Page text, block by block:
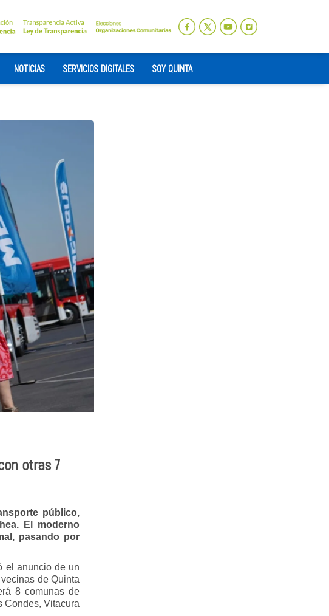
NOTICIAS SERVICIOS DIGITALES SOY QUINTA
otras 7
público,
El moderno
pasando por
el anuncio de un
de Quinta
8 comunas de
Condes, Vitacura